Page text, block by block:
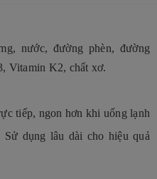
nước, đường phèn, đường
Vitamin K2, chất xơ.
tiếp, ngon hơn khi uống lạnh
dụng lâu dài cho hiệu quả